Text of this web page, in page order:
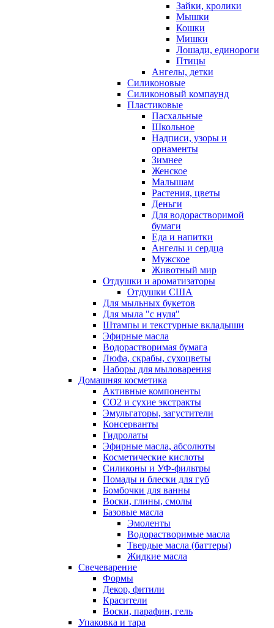
Зайки, кролики
Мышки
Кошки
Мишки
Лошади, единороги
Птицы
Ангелы, детки
Силиконовые
Силиконовый компаунд
Пластиковые
Пасхальные
Школьное
Надписи, узоры и
орнаменты
Зимнее
Женское
Малышам
Растения, цветы
Деньги
Для водорастворимой
бумаги
Еда и напитки
Ангелы и сердца
Мужское
Животный мир
Отдушки и ароматизаторы
Отдушки США
Для мыльных букетов
Для мыла "с нуля"
Штампы и текстурные вкладыши
Эфирные масла
Водорастворимая бумага
Люфа, скрабы, сухоцветы
Наборы для мыловарения
Домашняя косметика
Активные компоненты
СО2 и сухие экстракты
Эмульгаторы, загустители
Консерванты
Гидролаты
Эфирные масла, абсолюты
Косметические кислоты
Силиконы и УФ-фильтры
Помады и блески для губ
Бомбочки для ванны
Воски, глины, смолы
Базовые масла
Эмоленты
Водорастворимые масла
Твердые масла (баттеры)
Жидкие масла
Свечеварение
Формы
Декор, фитили
Красители
Воски, парафин, гель
Упаковка и тара